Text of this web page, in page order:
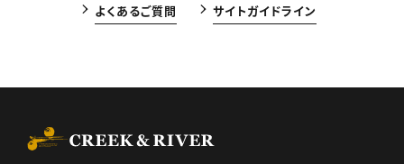
よくあるご質問 サイトガイドライン